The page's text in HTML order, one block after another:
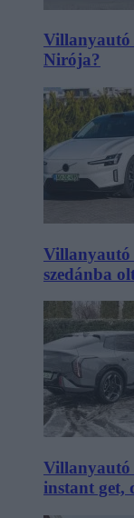
Villanyautó
Nirója?
Villanyautó
szedánba
Villanyautó
instant get,